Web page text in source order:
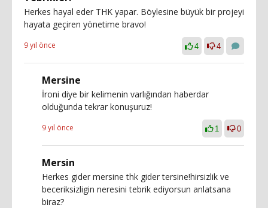
Herkes hayal eder THK yapar. Böylesine büyük bir projeyi
hayata geçiren yönetime bravo!
9 yıl önce 4 4
Mersine
İroni diye bir kelimenin varlığından haberdar
olduğunda tekrar konuşuruz!
9 yıl önce 1 0
Mersin
Herkes gider mersine thk gider tersine!hirsizlik ve
beceriksizligin neresini tebrik ediyorsun anlatsana
biraz?